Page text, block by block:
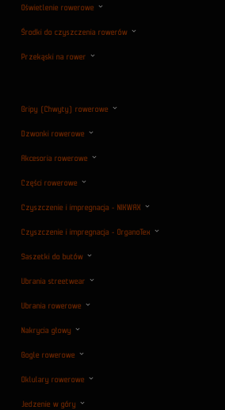
Oświetlenie rowerowe
Środki do czyszczenia rowerów
Przekąski na rower
Gripy (Chwyty) rowerowe
Dzwonki rowerowe
Akcesoria rowerowe
Części rowerowe
Czyszczenie i impregnacja - NIKWAX
Czyszczenie i impregnacja - OrganoTex
Saszetki do butów
Ubrania streetwear
Ubrania rowerowe
Nakrycia głowy
Gogle rowerowe
Oklulary rowerowe
Jedzenie w góry